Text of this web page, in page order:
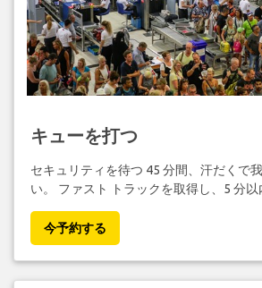
キューを打つ
セキュリティを待つ 45 分間、汗だくで
い。 ファスト トラックを取得し、5 分以
今予約する